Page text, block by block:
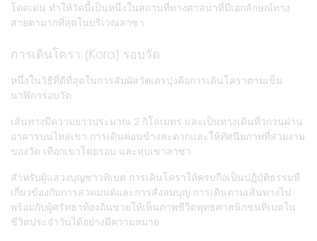
โดดเด่น ทำให้วัดนี้เป็นหนึ่งในสถานที่ทางศาสนาที่มีเอกลักษณ์ทาง
สายตามากที่สุดในบริเวณลาซา
การเดินโครา (Kora) รอบวัด
หนึ่งในวิธีที่ดีที่สุดในการสัมผัสวัดเดรปุงคือการเดินโคราตามเข็ม
นาฬิการอบวัด
เส้นทางมีความยาวประมาณ 2 กิโลเมตร และเป็นทางเดินที่วกวนผ่าน
อาคารบนไหล่เขา การเดินค่อนข้างสะดวกและให้ทัศนียภาพที่สวยงาม
ของวัด เทือกเขาโดยรอบ และหุบเขาลาซา
สำหรับผู้แสวงบุญชาวทิเบต การเดินโคราให้ครบถือเป็นปฏิบัติธรรมที่
เกี่ยวข้องกับการสวดมนต์และการสั่งสมบุญ การเดินตามเส้นทางไป
พร้อมกับผู้ศรัทธาท้องถิ่นช่วยให้เห็นภาพชีวิตพุทธศาสนิกชนทิเบตใน
ชีวิตประจำวันได้อย่างมีความหมาย